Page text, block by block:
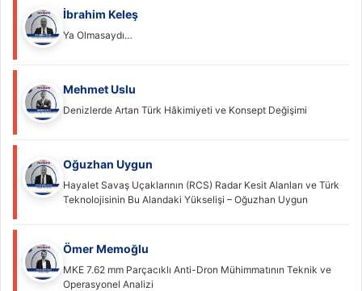
İbrahim Keleş
Ya Olmasaydı…
Mehmet Uslu
Denizlerde Artan Türk Hâkimiyeti ve Konsept Değişimi
Oğuzhan Uygun
Hayalet Savaş Uçaklarının (RCS) Radar Kesit Alanları ve Türk
Teknolojisinin Bu Alandaki Yükselişi – Oğuzhan Uygun
Ömer Memoğlu
MKE 7.62 mm Parçacıklı Anti-Dron Mühimmatının Teknik ve
Operasyonel Analizi